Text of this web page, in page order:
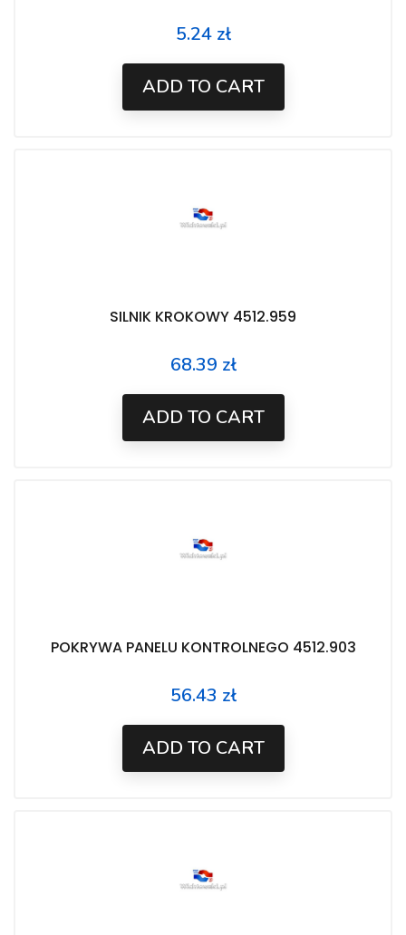
Price
5.24 zł
ADD TO CART
SILNIK KROKOWY 4512.959
Price
68.39 zł
ADD TO CART
POKRYWA PANELU KONTROLNEGO 4512.903
Price
56.43 zł
ADD TO CART